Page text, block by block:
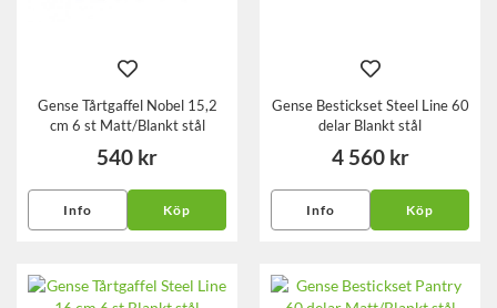
Gense Tårtgaffel Nobel 15,2
cm 6 st Matt/Blankt stål
540 kr
Info Köp
Gense Bestickset Steel Line 60
delar Blankt stål
4 560 kr
Info Köp